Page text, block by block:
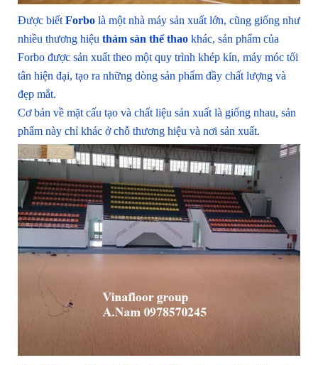
Được biết Forbo là một nhà máy sản xuất lớn, cũng giống như
nhiều thương hiệu thảm sàn thể thao khác, sản phẩm của
Forbo được sản xuất theo một quy trình khép kín, máy móc tối
tân hiện đại, tạo ra những dòng sản phẩm đầy chất lượng và
đẹp mắt.
Cơ bản về mặt cấu tạo và chất liệu sản xuất là giống nhau, sản
phẩm này chỉ khác ở chỗ thương hiệu và nơi sản xuất.